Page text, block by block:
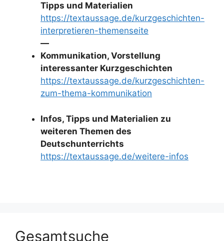
Tipps und Materialien
https://textaussage.de/kurzgeschichten-
interpretieren-themenseite
—
Kommunikation, Vorstellung
interessanter Kurzgeschichten
https://textaussage.de/kurzgeschichten-
zum-thema-kommunikation
Infos, Tipps und Materialien zu
weiteren Themen des
Deutschunterrichts
https://textaussage.de/weitere-infos
Gesamtsuche